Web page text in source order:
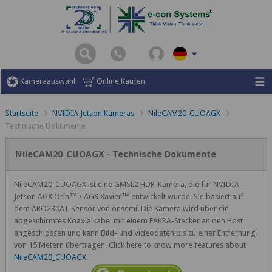
Kameraauswahl Online Kaufen
Startseite NVIDIA Jetson Kameras
NileCAM20_CUOAGX
Technische Dokumente
NileCAM20_CUOAGX - Technische Dokumente
NileCAM20_CUOAGX ist eine GMSL2 HDR-Kamera, die für NVIDIA
Jetson AGX Orin™ / AGX Xavier™ entwickelt wurde. Sie basiert auf
dem ARO230AT-Sensor von onsemi. Die Kamera wird über ein
abgeschirmtes Koaxialkabel mit einem FAKRA-Stecker an den Host
angeschlossen und kann Bild- und Videodaten bis zu einer Entfernung
von 15 Metern übertragen. Click here to know more features about
NileCAM20_CUOAGX.